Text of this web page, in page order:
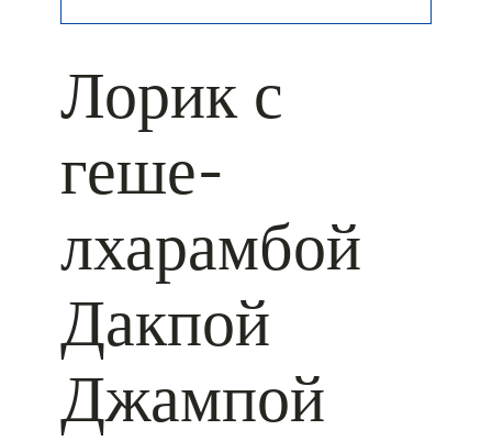
Лорик с
геше-
лхарамбой
Дакпой
Джампой